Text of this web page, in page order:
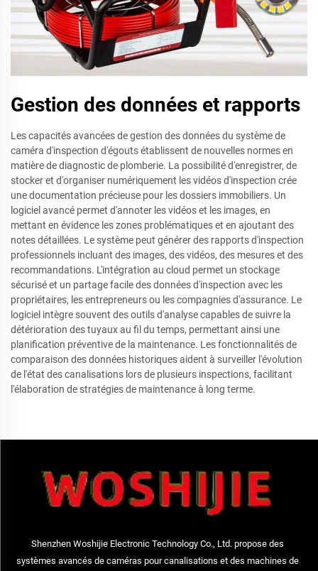
Gestion des données et rapports
Les capacités avancées de gestion des données du système de
caméra d'inspection d'égouts établissent de nouvelles normes en
matière de diagnostic de plomberie. La possibilité d'enregistrer, de
stocker et d'organiser numériquement les vidéos d'inspection crée
une documentation précieuse pour les dossiers immobiliers. Un
logiciel avancé permet d'annoter les vidéos et les images, en
mettant en évidence les zones problématiques et en ajoutant des
notes détaillées. Le système peut générer des rapports d'inspection
professionnels incluant des images, des vidéos, des mesures et des
recommandations. L'intégration au cloud permet un stockage
sécurisé et un partage facile des données d'inspection avec les
propriétaires, les entrepreneurs ou les compagnies d'assurance. Le
logiciel intègre souvent des outils d'analyse capables de suivre la
détérioration des tuyaux au fil du temps, permettant ainsi une
planification préventive de la maintenance. Les fonctionnalités de
comparaison des données historiques aident à surveiller l'évolution
de l'état des canalisations lors de plusieurs inspections, facilitant
l'élaboration de stratégies de maintenance à long terme.
Shenzhen Woshijie Electronic Technology Co., Ltd. propose des
systèmes avancés de caméras pour canalisations et des machines de